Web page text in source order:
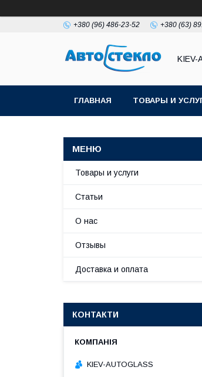
+380 (96) 486-23-52 +380 (63)
KIEV-
ГЛАВНАЯ ТОВАРЫ И
Товары и услуги
Статьи
О нас
Отзывы
Доставка и оплата
КОНТАКТИ
KIEV-AUTOGLASS